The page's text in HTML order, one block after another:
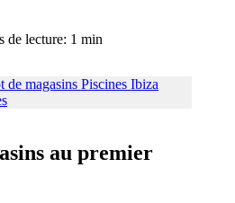
de lecture: 1 min
au premier